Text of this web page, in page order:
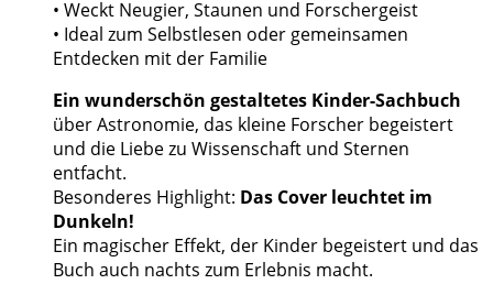
• Weckt Neugier, Staunen und Forschergeist
• Ideal zum Selbstlesen oder gemeinsamen
Entdecken mit der Familie
Ein wunderschön gestaltetes Kinder-Sachbuch
über Astronomie, das kleine Forscher begeistert
und die Liebe zu Wissenschaft und Sternen
entfacht.
Besonderes Highlight: Das Cover leuchtet im
Dunkeln!
Ein magischer Effekt, der Kinder begeistert und das
Buch auch nachts zum Erlebnis macht.